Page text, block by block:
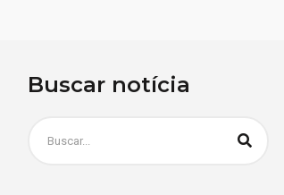
Buscar notícia